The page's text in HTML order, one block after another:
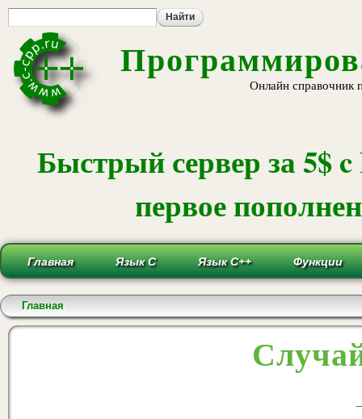
Онлайн справочник
Быстрый сервер за 5$
первое
Главная Язык С Язык С++ Функции
Вы здесь
Главная